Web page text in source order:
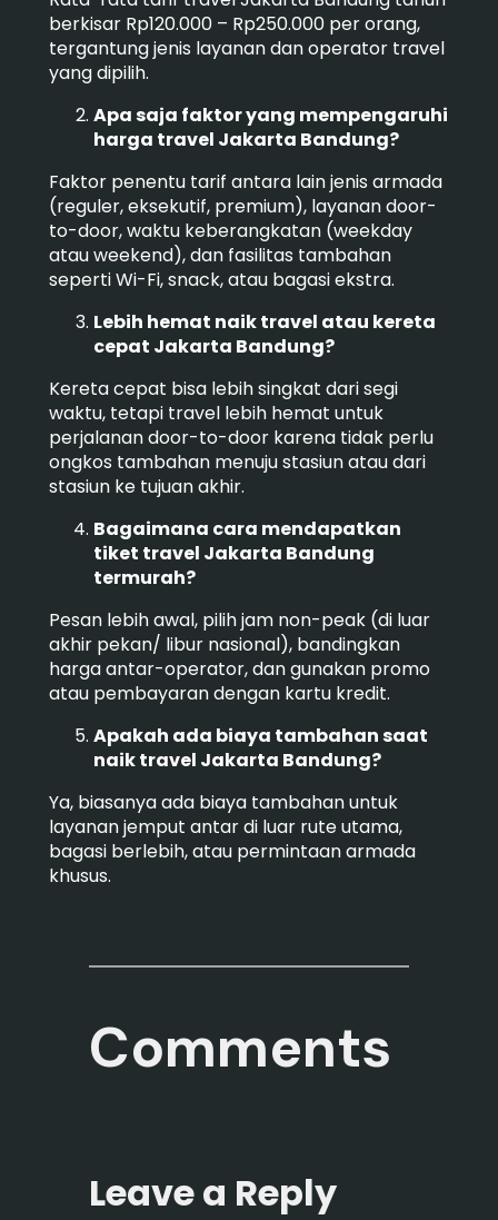
berkisar Rp120.000 – Rp250.000 per orang,
tergantung jenis layanan dan operator travel
yang dipilih.
Apa saja faktor yang mempengaruhi
harga travel Jakarta Bandung?
Faktor penentu tarif antara lain jenis armada
(reguler, eksekutif, premium), layanan door-
to-door, waktu keberangkatan (weekday
atau weekend), dan fasilitas tambahan
seperti Wi-Fi, snack, atau bagasi ekstra.
Lebih hemat naik travel atau kereta
cepat Jakarta Bandung?
Kereta cepat bisa lebih singkat dari segi
waktu, tetapi travel lebih hemat untuk
perjalanan door-to-door karena tidak perlu
ongkos tambahan menuju stasiun atau dari
stasiun ke tujuan akhir.
Bagaimana cara mendapatkan
tiket travel Jakarta Bandung
termurah?
Pesan lebih awal, pilih jam non-peak (di luar
akhir pekan/ libur nasional), bandingkan
harga antar-operator, dan gunakan promo
atau pembayaran dengan kartu kredit.
Apakah ada biaya tambahan saat
naik travel Jakarta Bandung?
Ya, biasanya ada biaya tambahan untuk
layanan jemput antar di luar rute utama,
bagasi berlebih, atau permintaan armada
khusus.
Comments
Leave a Reply